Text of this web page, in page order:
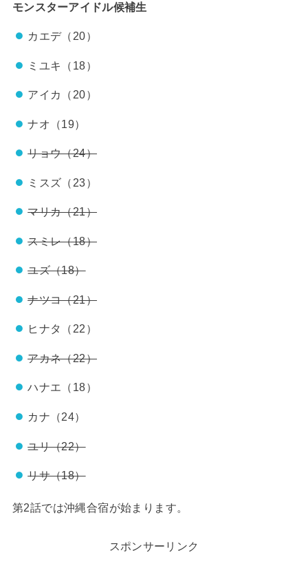
モンスターアイドル候補生
カエデ（20）
ミユキ（18）
アイカ（20）
ナオ（19）
リョウ（24）
ミスズ（23）
マリカ（21）
スミレ（18）
ユズ（18）
ナツコ（21）
ヒナタ（22）
アカネ（22）
ハナエ（18）
カナ（24）
ユリ（22）
リサ（18）
第2話では沖縄合宿が始まります。
スポンサーリンク